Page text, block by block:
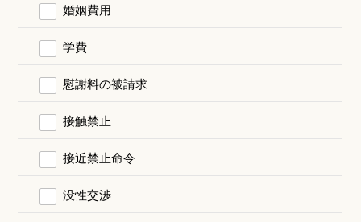
婚姻費用
学費
慰謝料の被請求
接触禁止
接近禁止命令
没性交渉